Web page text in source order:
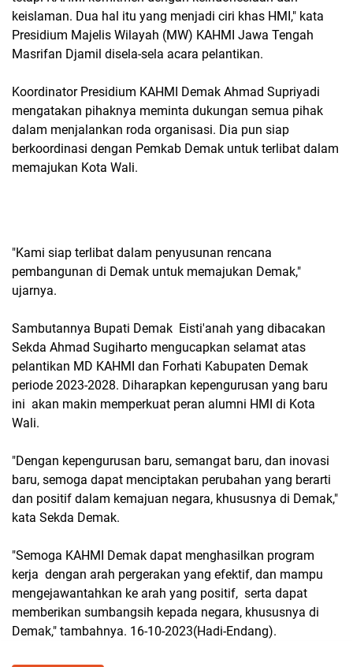
keislaman. Dua hal itu yang menjadi ciri khas HMI," kata
Presidium Majelis Wilayah (MW) KAHMI Jawa Tengah
Masrifan Djamil disela-sela acara pelantikan.
Koordinator Presidium KAHMI Demak Ahmad Supriyadi
mengatakan pihaknya meminta dukungan semua pihak
dalam menjalankan roda organisasi. Dia pun siap
berkoordinasi dengan Pemkab Demak untuk terlibat dalam
memajukan Kota Wali.
"Kami siap terlibat dalam penyusunan rencana
pembangunan di Demak untuk memajukan Demak,"
ujarnya.
Sambutannya Bupati Demak Eisti'anah yang dibacakan
Sekda Ahmad Sugiharto mengucapkan selamat atas
pelantikan MD KAHMI dan Forhati Kabupaten Demak
periode 2023-2028. Diharapkan kepengurusan yang baru
ini akan makin memperkuat peran alumni HMI di Kota
Wali.
"Dengan kepengurusan baru, semangat baru, dan inovasi
baru, semoga dapat menciptakan perubahan yang berarti
dan positif dalam kemajuan negara, khususnya di Demak,"
kata Sekda Demak.
"Semoga KAHMI Demak dapat menghasilkan program
kerja dengan arah pergerakan yang efektif, dan mampu
mengejawantahkan ke arah yang positif, serta dapat
memberikan sumbangsih kepada negara, khususnya di
Demak," tambahnya. 16-10-2023(Hadi-Endang).